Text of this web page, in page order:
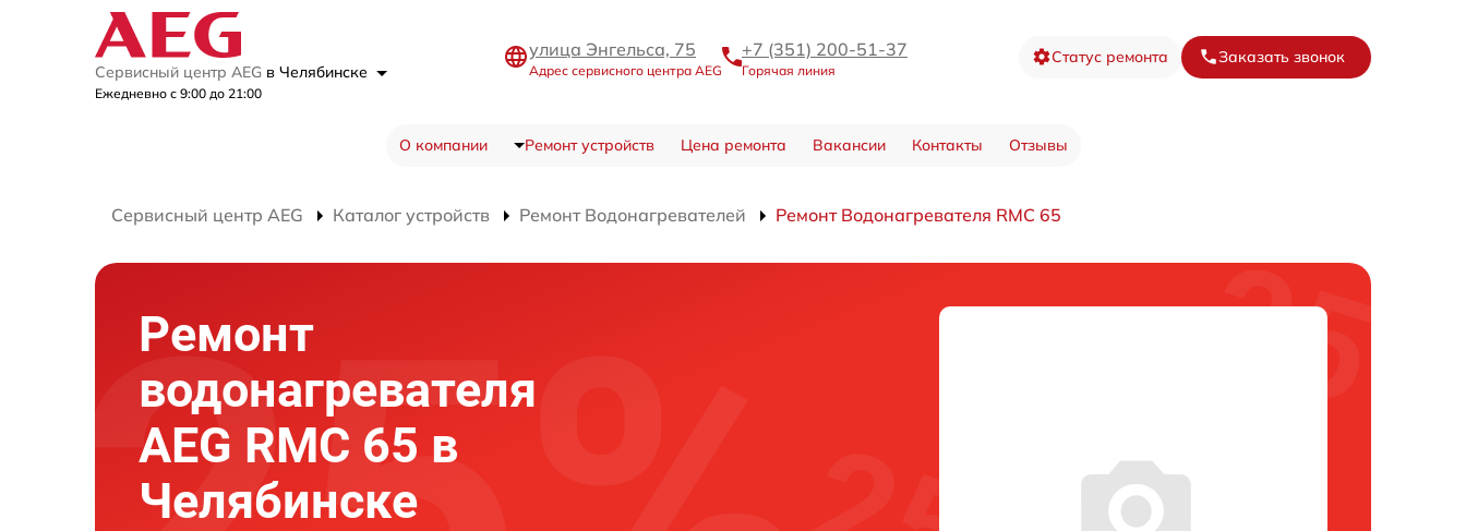
Сервисный центр AEG в Челябинске
Ежедневно с 9:00 до 21:00
улица Энгельса, 75
Адрес сервисного центра AEG
+7 (351) 200-51-37
Горячая линия
Статус ремонта Заказать звонок
О компании Ремонт устройств Цена ремонта Вакансии Контакты Отзывы
Сервисный центр AEG Каталог устройств Ремонт Водонагревателей Ремонт Водонагревателя RMC 65
Ремонт
водонагревателя
AEG RMC 65 в
Челябинске